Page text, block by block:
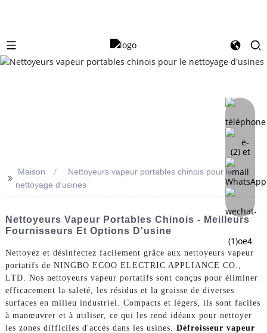
>> Maison
Nettoyeurs vapeur portables chinois pour le
nettoyage d'usines
Nettoyeurs Vapeur Portables Chinois - Meilleurs
Fournisseurs Et Options D'usine
Nettoyez et désinfectez facilement grâce aux nettoyeurs vapeur
portatifs de NINGBO ECOO ELECTRIC APPLIANCE CO.,
LTD. Nos nettoyeurs vapeur portatifs sont conçus pour éliminer
efficacement la saleté, les résidus et la graisse de diverses
surfaces en milieu industriel. Compacts et légers, ils sont faciles
à manœuvrer et à utiliser, ce qui les rend idéaux pour nettoyer
les zones difficiles d'accès dans les usines. Défroisseur vapeur